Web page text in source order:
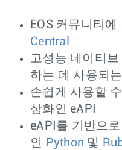
EOS 커뮤니티
Central
고성능 네이티브
하는 데 사용되는
손쉽게 사용할
상화인 eAPI
eAPI를 기반으
인 Python 및